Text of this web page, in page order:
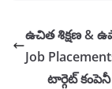
ఉచిత శిక్షణ &
Job
టార్గెట్